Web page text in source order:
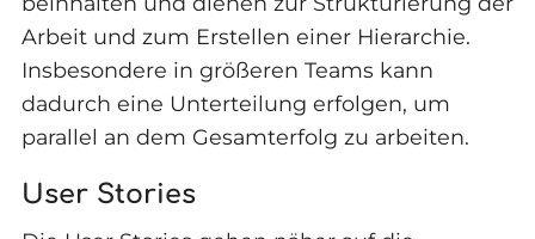
Arbeit und zum Erstellen einer Hierarchie.
Insbesondere in größeren Teams kann
dadurch eine Unterteilung erfolgen, um
parallel an dem Gesamterfolg zu arbeiten.
User Stories